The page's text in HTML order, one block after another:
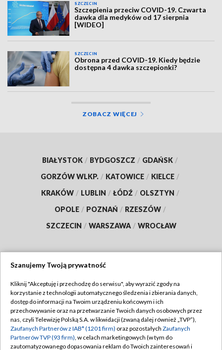
SZCZECIN
Szczepienia przeciw COVID-19. Czwarta
dawka dla medyków od 17 sierpnia
[WIDEO]
SZCZECIN
Obrona przed COVID-19. Kiedy będzie
dostępna 4 dawka szczepionki?
ZOBACZ WIĘCEJ
BIAŁYSTOK / BYDGOSZCZ / GDAŃSK /
GORZÓW WLKP. / KATOWICE / KIELCE /
KRAKÓW / LUBLIN / ŁÓDŹ / OLSZTYN /
OPOLE / POZNAŃ / RZESZÓW /
SZCZECIN / WARSZAWA / WROCŁAW
TVP
Abonament TVP
Emisja w TVP
Centrum informacji TVP
Regulamin TVP
Polityka prywatności
Moje zgody
Szanujemy Twoją prywatność
Kliknij "Akceptuję i przechodzę do serwisu", aby wyrazić zgody na
korzystanie z technologii automatycznego śledzenia i zbierania danych,
dostęp do informacji na Twoim urządzeniu końcowym i ich
przechowywanie oraz na przetwarzanie Twoich danych osobowych przez
nas, czyli Telewizję Polską S.A. w likwidacji (zwaną dalej również „TVP”),
Zaufanych Partnerów z IAB* (1201 firm) oraz pozostałych Zaufanych
Partnerów TVP (93 firm), w celach marketingowych (w tym do
zautomatyzowanego dopasowania reklam do Twoich zainteresowań i